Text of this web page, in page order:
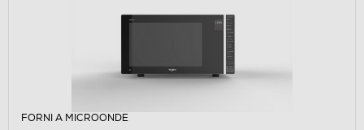
FORNI A MICROONDE